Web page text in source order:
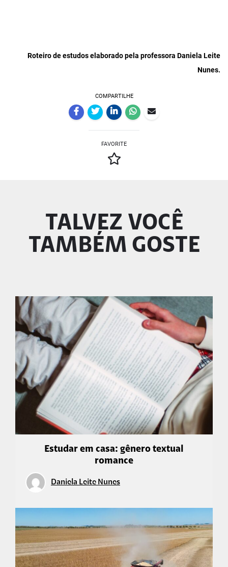
Roteiro de estudos elaborado pela professora Daniela Leite
Nunes.
COMPARTILHE
FAVORITE
TALVEZ VOCÊ
TAMBÉM GOSTE
Estudar em casa: gênero textual
romance
Daniela Leite Nunes